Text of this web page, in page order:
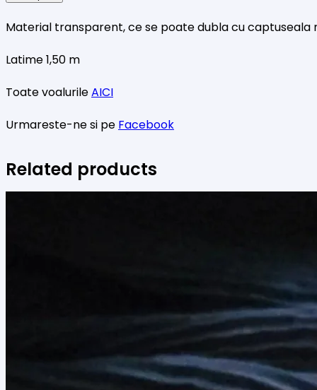
Material transparent, ce se poate dubla cu captuseala
Latime 1,50 m
Toate voalurileAICI
Urmareste-ne si pe Facebook
Related products